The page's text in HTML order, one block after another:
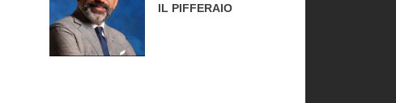
IL PIFFERAIO